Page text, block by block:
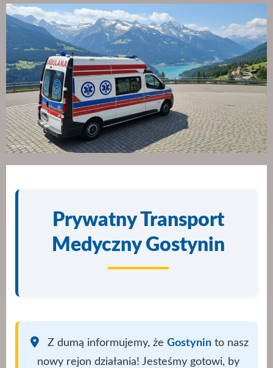
Prywatny Transport
Medyczny Gostynin
Z dumą informujemy, że Gostynin to nasz
nowy rejon działania! Jesteśmy gotowi, by